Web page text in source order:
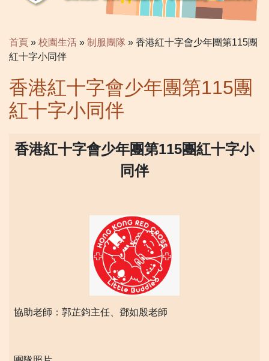
首頁 » 校園生活 » 制服團隊 » 香港紅十字會少年團第115團
紅十字小同伴
香港紅十字會少年團第115團
紅十字小同伴
香港紅十字會少年團第115團紅十字小
同伴
協助老師：郭芷鈞主任、鄧如殷老師